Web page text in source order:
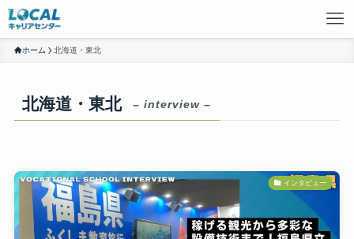
ホーム 北海道・東北
北海道・東北 – interview –
インタビュー